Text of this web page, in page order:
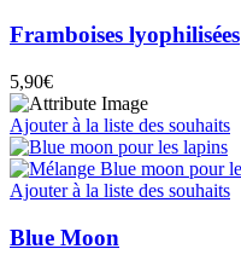
Framboises lyophilisées
5,90€
Ajouter à la liste des souhaits
Ajouter à la liste des souhaits
Blue Moon